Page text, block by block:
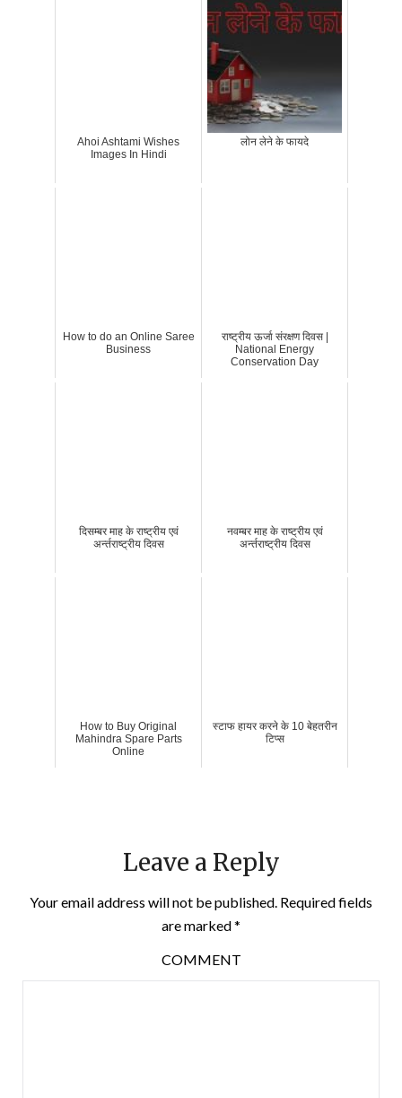
Ahoi Ashtami Wishes
Images In Hindi
लोन लेने के फायदे
How to do an Online Saree
Business
राष्ट्रीय ऊर्जा संरक्षण दिवस |
National Energy
Conservation Day
दिसम्बर माह के राष्‍ट्रीय एवं
अर्न्‍तराष्‍ट्रीय दिवस
नवम्बर माह के राष्‍ट्रीय एवं
अर्न्‍तराष्‍ट्रीय दिवस
How to Buy Original
Mahindra Spare Parts
Online
स्टाफ हायर करने के 10 बेहतरीन
टिप्स
Leave a Reply
Your email address will not be published. Required fields
are marked*
COMMENT